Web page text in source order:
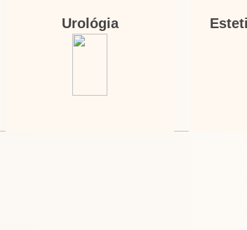
Urológia